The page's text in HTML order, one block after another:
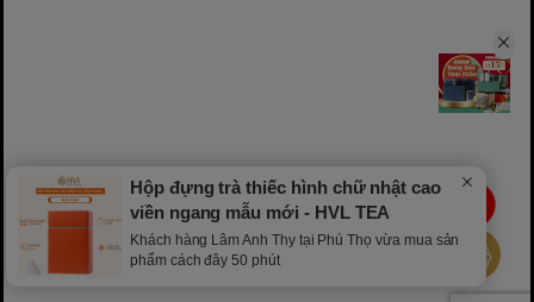
Hộp đựng trà thiếc hình chữ nhật cao
viền ngang mẫu mới - HVL TEA
Khách hàng Lâm Anh Thy tại Phú Thọ vừa mua sản
phẩm cách đây 50 phút